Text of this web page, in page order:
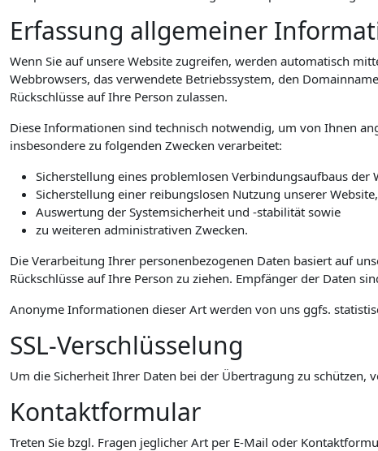
Erfassung allgemeiner
Wenn Sie auf unsere Website zugreifen, werden automatisch
Webbrowsers, das verwendete Betriebssystem, den
Rückschlüsse auf Ihre Person zulassen.
Diese Informationen sind technisch notwendig, um von Ihnen
insbesondere zu folgenden Zwecken verarbeitet:
Sicherstellung eines problemlosen Verbindungsaufbaus der
Sicherstellung einer reibungslosen Nutzung unserer Website,
Auswertung der Systemsicherheit und -stabilität sowie
zu weiteren administrativen Zwecken.
Die Verarbeitung Ihrer personenbezogenen Daten basiert auf
Rückschlüsse auf Ihre Person zu ziehen. Empfänger der Daten
Anonyme Informationen dieser Art werden von uns ggfs.
SSL-Verschlüsselung
Um die Sicherheit Ihrer Daten bei der Übertragung zu schützen,
Kontaktformular
Treten Sie bzgl. Fragen jeglicher Art per E-Mail oder